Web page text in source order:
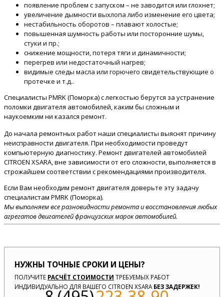
появление проблем с запуском – не заводится или глохнет;
увеличение дымности выхлопа либо изменение его цвета;
нестабильность оборотов – плавают холостые;
повышенная шумность работы или посторонние шумы,
стуки и пр.;
снижение мощности, потеря тяги и динамичности;
перегрев или недостаточный нагрев;
видимые следы масла или горючего свидетельствующие о
протечке и т.д..
Специалисты PMRK (Поморка) с легкостью берутся за устранение
поломки двигателя автомобилей, каким бы сложным и
наукоемким ни казался ремонт.
До начала ремонтных работ наши специалисты выяснят причину
неисправности двигателя. При необходимости проведут
компьютерную диагностику. Ремонт двигателей автомобилей
CITROEN XSARA, вне зависимости от его сложности, выполняется в
строжайшем соответствии с рекомендациями производителя.
Если Вам необходим ремонт двигателя доверьте эту задачу
специалистам PMRK (Поморка).
Мы выполняем все разновидности ремонта и восстановления любых
агрегатов двигателей французских марок автомобилей.
НУЖНЫ ТОЧНЫЕ СРОКИ И ЦЕНЫ?
ПОЛУЧИТЕ РАСЧЁТ СТОИМОСТИ ТРЕБУЕМЫХ РАБОТ
ИНДИВИДУАЛЬНО ДЛЯ ВАШЕГО CITROEN XSARAБЕЗ ЗАДЕРЖЕК!